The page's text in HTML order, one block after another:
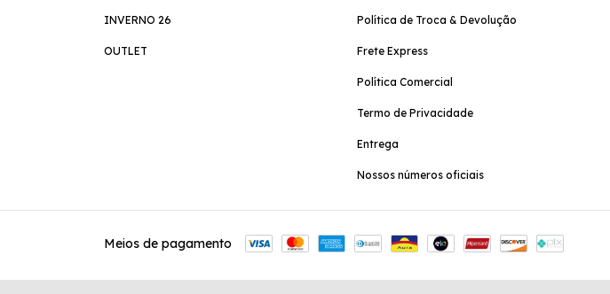
INVERNO 26
OUTLET
Política de Troca & Devolução
Frete Express
Política Comercial
Termo de Privacidade
Entrega
Nossos números oficiais
Meios de pagamento